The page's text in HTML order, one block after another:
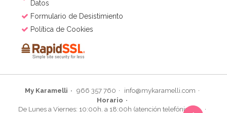
Datos
Formulario de Desistimiento
Política de Cookies
My Karamelli 966 357 760
info@mykaramelli.com
Horario
De Lunes a Viernes: 10:00h. a 18:00h (atención telefónica)